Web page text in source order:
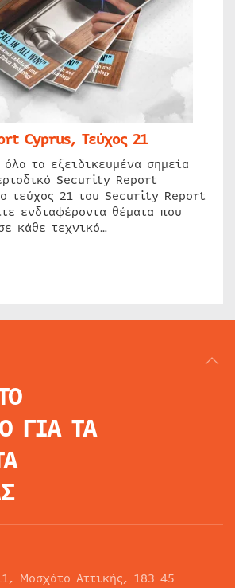
Cyprus, Τεύχος 21
τα εξειδικευμένα σημεία
Security Report
τεύχος 21 του Security Report
ενδιαφέροντα θέματα που
κάθε τεχνικό…
ΓΙΑ ΤΑ
Μοσχάτο Αττικής, 183 45